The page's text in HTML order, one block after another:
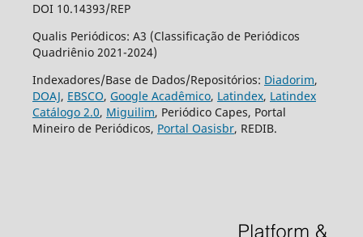
DOI 10.14393/REP
Qualis Periódicos: A3 (Classificação de Periódicos
Quadriênio 2021-2024)
Indexadores/Base de Dados/Repositórios: Diadorim,
DOAJ, EBSCO, Google Acadêmico, Latindex, Latindex
Catálogo 2.0, Miguilim, Periódico Capes, Portal
Mineiro de Periódicos, Portal Oasisbr, REDIB.